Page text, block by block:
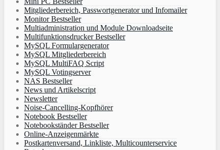
Mitgliederbereich, Passwortgenerator und Infomailer
Monitor Bestseller
Multiadministration und Module Downloadseite
Multifunktionsdrucker Bestseller
MySQL Formulargenerator
MySQL Mitgliederbereich
MySQL MultiFAQ Script
MySQL Votingserver
NAS Bestseller
News und Artikelscript
Newsletter
Noise-Cancelling-Kopfhörer
Notebook Bestseller
Notebookständer Bestseller
Online-Anzeigenmärkte
Postkartenversand, Linkliste, Multicounterservice